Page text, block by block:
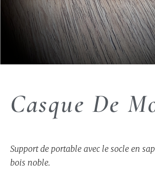
Casque De
Support de portable avec le socle en
bois noble.